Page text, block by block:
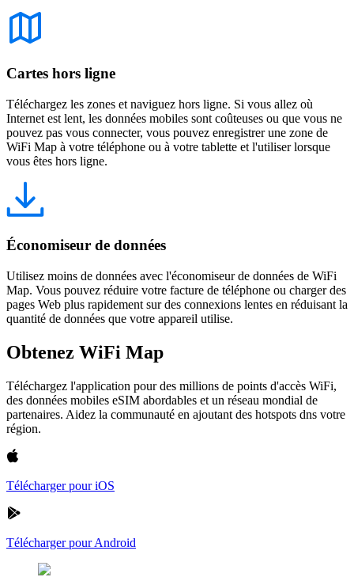
Cartes hors ligne
Téléchargez les zones et naviguez hors ligne. Si vous allez où
Internet est lent, les données mobiles sont coûteuses ou que vous ne
pouvez pas vous connecter, vous pouvez enregistrer une zone de
WiFi Map à votre téléphone ou à votre tablette et l'utiliser lorsque
vous êtes hors ligne.
Économiseur de données
Utilisez moins de données avec l'économiseur de données de WiFi
Map. Vous pouvez réduire votre facture de téléphone ou charger des
pages Web plus rapidement sur des connexions lentes en réduisant la
quantité de données que votre appareil utilise.
Obtenez WiFi Map
Téléchargez l'application pour des millions de points d'accès WiFi,
des données mobiles eSIM abordables et un réseau mondial de
partenaires. Aidez la communauté en ajoutant des hotspots dns votre
région.
Télécharger pour iOS
Télécharger pour Android